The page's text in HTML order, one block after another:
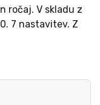
ročaj. V skladu z
7 nastavitev. Z